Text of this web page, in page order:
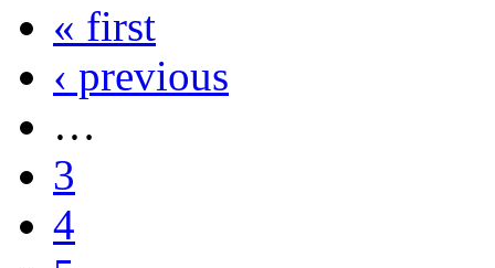
« first
‹ previous
…
3
4